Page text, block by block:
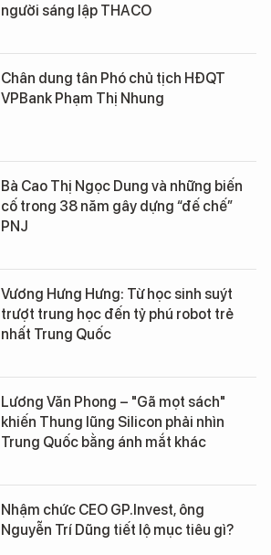
người sáng lập THACO
Chân dung tân Phó chủ tịch HĐQT
VPBank Phạm Thị Nhung
Bà Cao Thị Ngọc Dung và những biến
cố trong 38 năm gây dựng “đế chế”
PNJ
Vương Hưng Hưng: Từ học sinh suýt
trượt trung học đến tỷ phú robot trẻ
nhất Trung Quốc
Lương Văn Phong – "Gã mọt sách"
khiến Thung lũng Silicon phải nhìn
Trung Quốc bằng ánh mắt khác
Nhậm chức CEO GP.Invest, ông
Nguyễn Trí Dũng tiết lộ mục tiêu gì?